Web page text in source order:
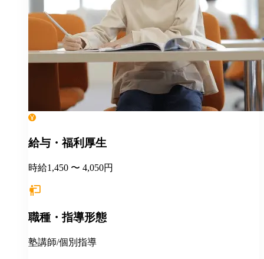
給与・福利厚生
時給1,450 〜 4,050円
職種・指導形態
塾講師/個別指導